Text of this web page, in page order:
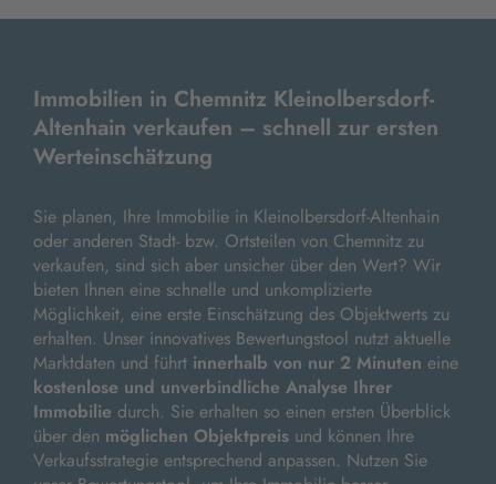
Immobilien in Chemnitz Kleinolbersdorf-
Altenhain verkaufen – schnell zur ersten
Werteinschätzung
Sie planen, Ihre Immobilie in Kleinolbersdorf-Altenhain
oder anderen Stadt- bzw. Ortsteilen von Chemnitz zu
verkaufen, sind sich aber unsicher über den Wert? Wir
bieten Ihnen eine schnelle und unkomplizierte
Möglichkeit, eine erste Einschätzung des Objektwerts zu
erhalten. Unser innovatives Bewertungstool nutzt aktuelle
Marktdaten und führt innerhalb von nur 2 Minuten eine
kostenlose und unverbindliche Analyse Ihrer
Immobilie durch. Sie erhalten so einen ersten Überblick
über den möglichen Objektpreis und können Ihre
Verkaufsstrategie entsprechend anpassen. Nutzen Sie